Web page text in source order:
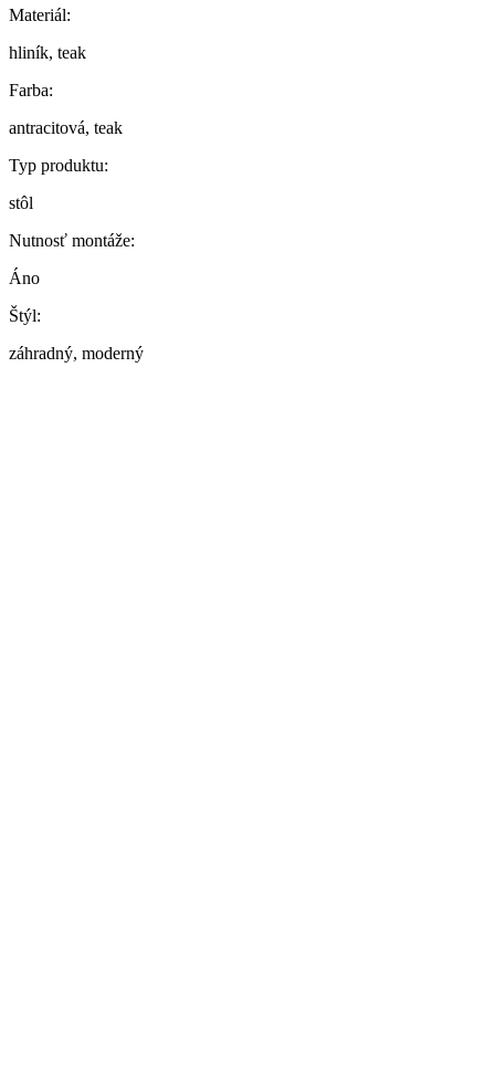
Materiál:
hliník, teak
Farba:
antracitová, teak
Typ produktu:
stôl
Nutnosť montáže:
Áno
Štýl:
záhradný, moderný